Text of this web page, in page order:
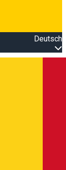
Deutsch